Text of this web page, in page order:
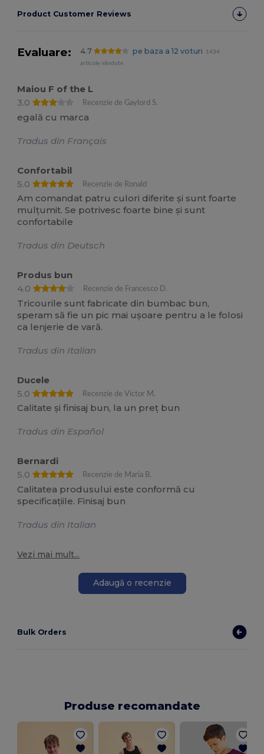
Product Customer Reviews
Evaluare: 4.7 pe baza a 12 voturi
1434
articole vândute
Maiou F of the L
3.0
Recenzie de Gaylord S.
egală cu marca
Tradus din Français
Confortabil
5.0
Recenzie de Ronald
Am comandat patru culori diferite și sunt foarte
mulțumit. Se potrivesc foarte bine și sunt
confortabile
Tradus din Deutsch
Produs bun
4.0
Recenzie de Francesco D.
Tricourile sunt fabricate din bumbac bun,
speram să fie un pic mai ușoare pentru a le folosi
ca lenjerie de vară.
Tradus din Italian
Ducele
5.0
Recenzie de Víctor M.
Calitate și finisaj bun, la un preț bun
Tradus din Español
Bernardi
5.0
Recenzie de Maria B.
Calitatea produsului este conformă cu
specificațiile. Finisaj bun
Tradus din Italian
Vezi mai mult...
Adaugă o recenzie
Bulk Orders
Produse recomandate